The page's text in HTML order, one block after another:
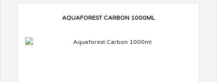
AQUAFOREST CARBON 1000ML